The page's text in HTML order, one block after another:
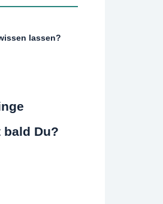
lassen?
Du?